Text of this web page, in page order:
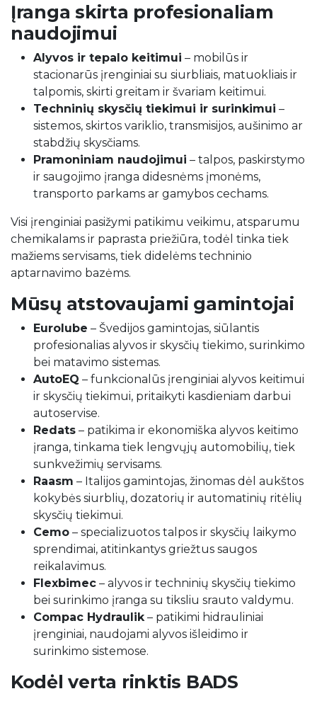
Įranga skirta profesionaliam
naudojimui
Alyvos ir tepalo keitimui – mobilūs ir
stacionarūs įrenginiai su siurbliais, matuokliais ir
talpomis, skirti greitam ir švariam keitimui.
Techninių skysčių tiekimui ir surinkimui –
sistemos, skirtos variklio, transmisijos, aušinimo ar
stabdžių skysčiams.
Pramoniniam naudojimui – talpos, paskirstymo
ir saugojimo įranga didesnėms įmonėms,
transporto parkams ar gamybos cechams.
Visi įrenginiai pasižymi patikimu veikimu, atsparumu
chemikalams ir paprasta priežiūra, todėl tinka tiek
mažiems servisams, tiek didelėms techninio
aptarnavimo bazėms.
Mūsų atstovaujami gamintojai
Eurolube – Švedijos gamintojas, siūlantis
profesionalias alyvos ir skysčių tiekimo, surinkimo
bei matavimo sistemas.
AutoEQ – funkcionalūs įrenginiai alyvos keitimui
ir skysčių tiekimui, pritaikyti kasdieniam darbui
autoservise.
Redats – patikima ir ekonomiška alyvos keitimo
įranga, tinkama tiek lengvųjų automobilių, tiek
sunkvežimių servisams.
Raasm – Italijos gamintojas, žinomas dėl aukštos
kokybės siurblių, dozatorių ir automatinių ritėlių
skysčių tiekimui.
Cemo – specializuotos talpos ir skysčių laikymo
sprendimai, atitinkantys griežtus saugos
reikalavimus.
Flexbimec – alyvos ir techninių skysčių tiekimo
bei surinkimo įranga su tiksliu srauto valdymu.
Compac Hydraulik – patikimi hidrauliniai
įrenginiai, naudojami alyvos išleidimo ir
surinkimo sistemose.
Kodėl verta rinktis BADS